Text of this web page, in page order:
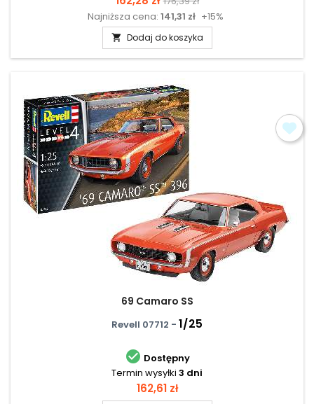
podstawowa
Najniższa cena: 141,31 zł +15%
 Dodaj do koszyka
69 Camaro SS
Revell 07712 - 1/25
 Dostępny
Termin wysyłki 3 dni
Cena
162,61 zł